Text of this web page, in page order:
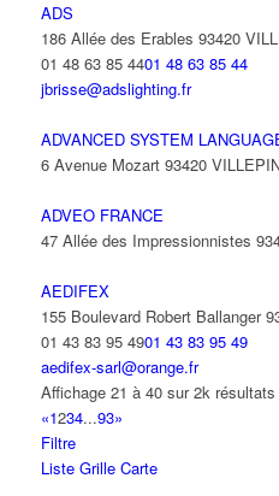
ADS
186 Allée des Erables 93420
01 48 63 85 4401 48 63 85 44
jbrisse@adslighting.fr
ADVANCED SYSTEM
6 Avenue Mozart 93420
ADVEO FRANCE
47 Allée des Impressionnistes
AEDIFEX
155 Boulevard Robert Ballanger
01 43 83 95 4901 43 83 95 49
aedifex-sarl@orange.fr
Affichage 21 à 40 sur 2k résultats
«1234...93»
Filtre
Liste Grille Carte